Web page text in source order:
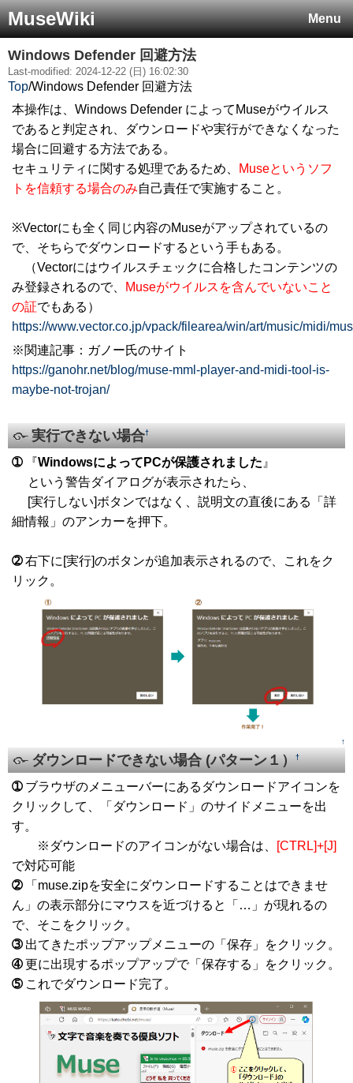
Menu
MuseWiki
Windows Defender 回避方法
Last-modified: 2024-12-22 (日) 16:02:30
Top/Windows Defender 回避方法
本操作は、Windows Defender によってMuseがウイルス
であると判定され、ダウンロードや実行ができなくなった
場合に回避する方法である。
セキュリティに関する処理であるため、
Museというソフ
トを信頼する場合のみ自己責任で実施すること。
※Vectorにも全く同じ内容のMuseがアップされているの
で、そちらでダウンロードするという手もある。
（Vectorにはウイルスチェックに合格したコンテンツの
み登録されるので、
Museがウイルスを含んでいないこと
の証でもある）
https://www.vector.co.jp/vpack/filearea/win/art/music/midi/
※関連記事：ガノー氏のサイト
https://ganohr.net/blog/muse-mml-player-and-midi-tool-is-
maybe-not-trojan/
実行できない場合†
➀『WindowsによってPCが保護されました 』
という警告ダイアログが表示されたら、
[実行しない]ボタンではなく、説明文の直後にある「詳
細情報」のアンカーを押下。
➁右下に[実行]のボタンが追加表示されるので、これをク
リック。
↑
ダウンロードできない場合 (パターン１）†
➀ブラウザのメニューバーにあるダウンロードアイコンを
クリックして、「ダウンロード」のサイドメニューを出
す。
※ダウンロードのアイコンがない場合は、
[CTRL]+[J]
で対応可能
➁「muse.zipを安全にダウンロードすることはできませ
ん」の表示部分にマウスを近づけると「…」が現れるの
で、そこをクリック。
➂出てきたポップアップメニューの「保存」をクリック。
➃更に出現するポップアップで「保存する」をクリック。
➄これでダウンロード完了。